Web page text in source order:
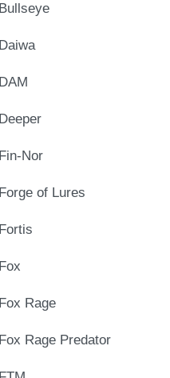
Bullseye
Daiwa
DAM
Deeper
Fin-Nor
Forge of Lures
Fortis
Fox
Fox Rage
Fox Rage Predator